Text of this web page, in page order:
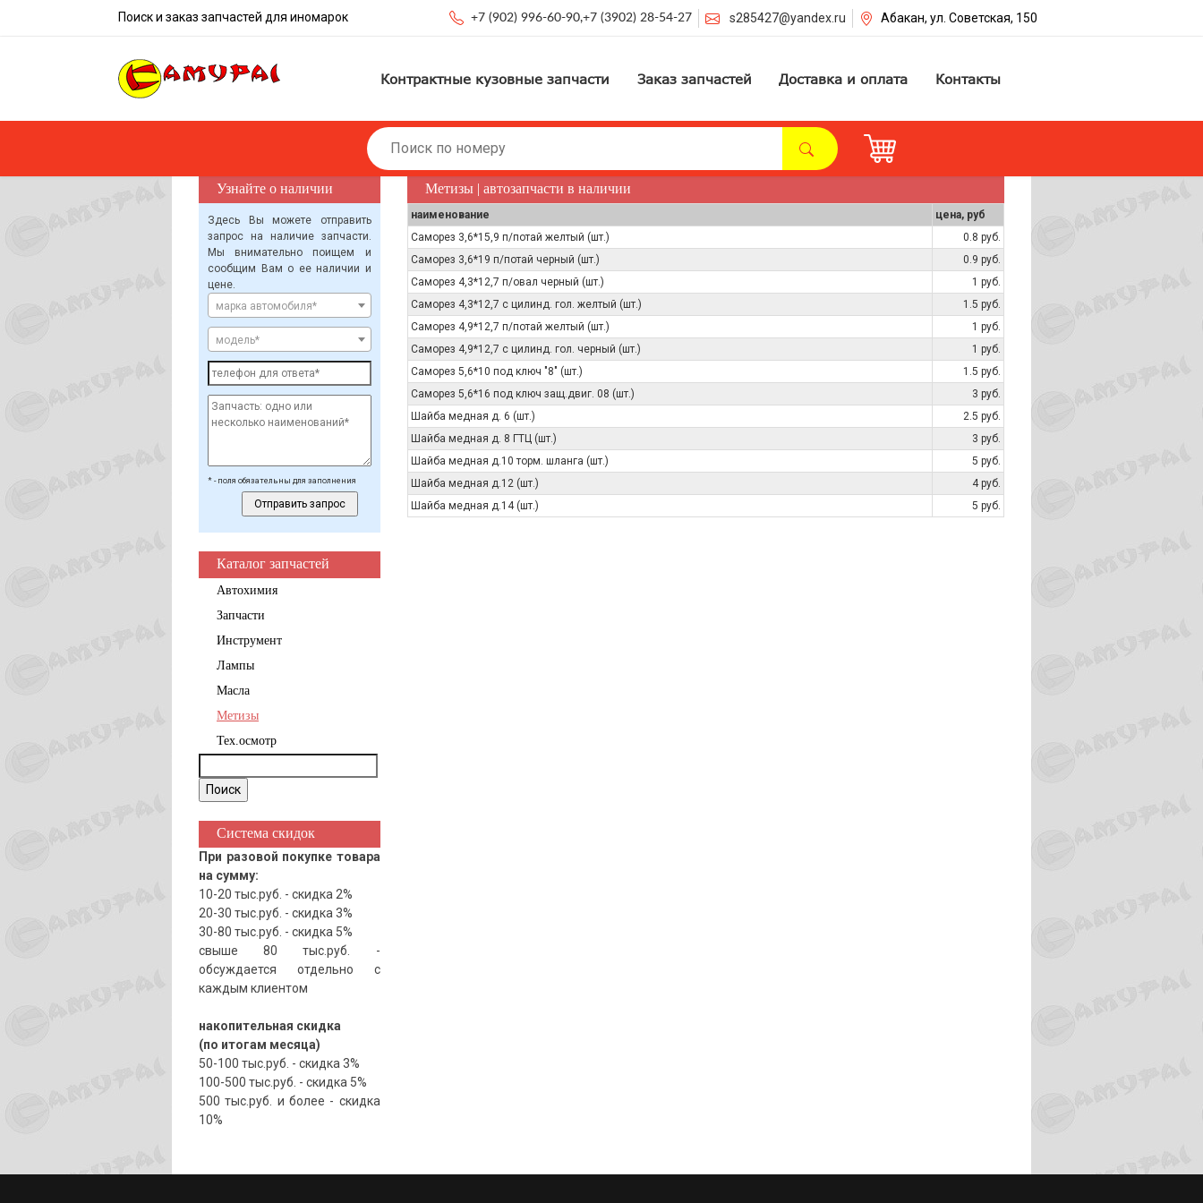
Поиск и заказ запчастей для иномарок +7 (902) 996-60-90,+7 (3902) 28-54-27 s285427@yandex.ru Абакан, ул. Советская, 150
Контрактные кузовные запчасти Заказ запчастей Доставка и оплата Контакты
Узнайте о наличии
запчасти
Здесь Вы можете отправить
запрос на наличие запчасти.
Мы внимательно поищем и
сообщим Вам о ее наличии и
цене.
марка автомобиля*
модель*
* - поля обязательны для заполнения
Каталог запчастей
Автохимия
Запчасти
Инструмент
Лампы
Масла
Метизы
Тех.осмотр
Система скидок
При разовой покупке товара
на сумму:
10-20 тыс.руб. - скидка 2%
20-30 тыс.руб. - скидка 3%
30-80 тыс.руб. - скидка 5%
свыше 80 тыс.руб. -
обсуждается отдельно с
каждым клиентом
накопительная скидка
(по итогам месяца)
50-100 тыс.руб. - скидка 3%
100-500 тыс.руб. - скидка 5%
500 тыс.руб. и более - скидка
10%
Метизы | автозапчасти в наличии
наименование
цена, руб
Саморез 3,6*15,9 п/потай желтый (шт.)
0.8 руб.
Саморез 3,6*19 п/потай черный (шт.)
0.9 руб.
Саморез 4,3*12,7 п/овал черный (шт.)
1 руб.
Саморез 4,3*12,7 с цилинд. гол. желтый (шт.)
1.5 руб.
Саморез 4,9*12,7 п/потай желтый (шт.)
1 руб.
Саморез 4,9*12,7 с цилинд. гол. черный (шт.)
1 руб.
Саморез 5,6*10 под ключ "8" (шт.)
1.5 руб.
Саморез 5,6*16 под ключ защ.двиг. 08 (шт.)
3 руб.
Шайба медная д. 6 (шт.)
2.5 руб.
Шайба медная д. 8 ГТЦ (шт.)
3 руб.
Шайба медная д.10 торм. шланга (шт.)
5 руб.
Шайба медная д.12 (шт.)
4 руб.
Шайба медная д.14 (шт.)
5 руб.